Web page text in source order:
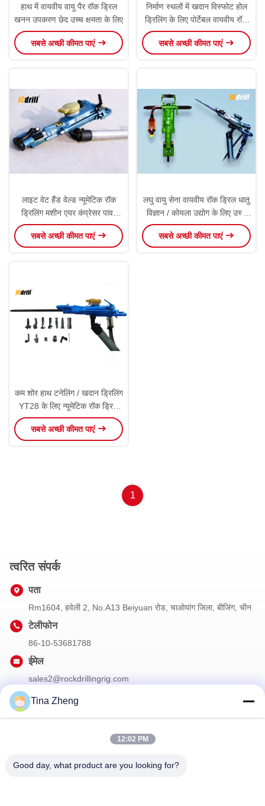
हाथ में वायवीय वायु पैर रॉक ड्रिल
खनन उपकरण छेद उच्च क्षमता के लिए
सबसे अच्छी कीमत पाएं
निर्माण स्थलों में खदान विस्फोट होल
ड्रिलिंग के लिए पोर्टेबल वायवीय रॉक
ड्रिल
सबसे अच्छी कीमत पाएं
लाइट वेट हैंड वेल्ड न्यूमेटिक रॉक
ड्रिलिंग मशीन एयर कंप्रेसर पावर
टाइप
सबसे अच्छी कीमत पाएं
लघु वायु सेना वायवीय रॉक ड्रिल धातु
विज्ञान / कोयला उद्योग के लिए उच्च
दक्षता
सबसे अच्छी कीमत पाएं
कम शोर हाथ टनेलिंग / खदान ड्रिलिंग
YT28 के लिए न्यूमेटिक रॉक ड्रिल
आयोजित किया
सबसे अच्छी कीमत पाएं
1
त्वरित संपर्क
पता
Rm1604, हवेली 2, No.A13 Beiyuan रोड, चाओयांग जिला, बीजिंग, चीन
टेलीफोन
86-10-53681788
ईमेल
sales2@rockdrillingrig.com
छूट और अधिक के लिए हमारे न्यूज़लेटर की सदस्यता लें।
Tina Zheng
12:02 PM
Good day, what product are you looking for?